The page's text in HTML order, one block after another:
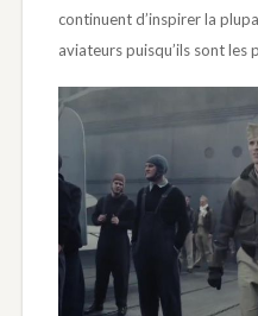
continuent d’inspirer la
aviateurs puisqu’ils sont les